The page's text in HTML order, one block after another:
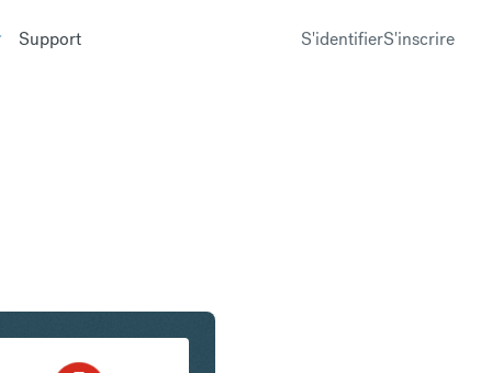
Support S'identifierS'inscrire